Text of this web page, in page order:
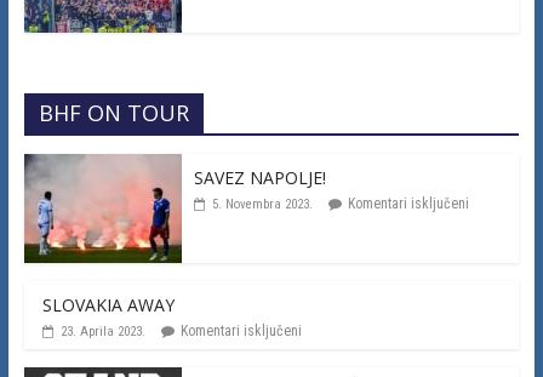
BHF ON TOUR
SAVEZ NAPOLJE!
5. Novembra 2023. Komentari isključeni
SLOVAKIA AWAY
23. Aprila 2023. Komentari isključeni